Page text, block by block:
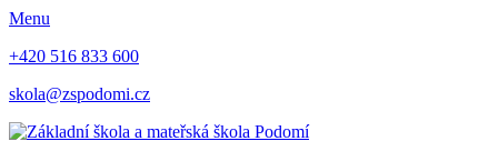
Menu
+420 516 833 600
skola@zspodomi.cz